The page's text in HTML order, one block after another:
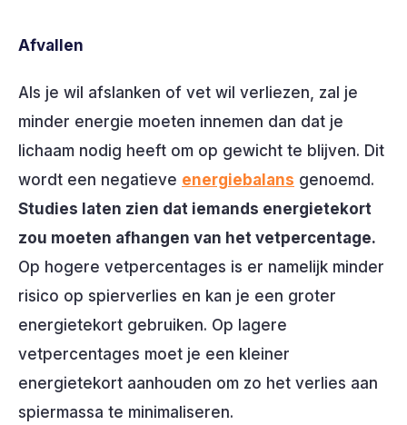
Afvallen
Als je wil afslanken of vet wil verliezen, zal je
minder energie moeten innemen dan dat je
lichaam nodig heeft om op gewicht te blijven. Dit
wordt een negatieve energiebalans genoemd.
Studies laten zien dat iemands energietekort
zou moeten afhangen van het vetpercentage.
Op hogere vetpercentages is er namelijk minder
risico op spierverlies en kan je een groter
energietekort gebruiken. Op lagere
vetpercentages moet je een kleiner
energietekort aanhouden om zo het verlies aan
spiermassa te minimaliseren.